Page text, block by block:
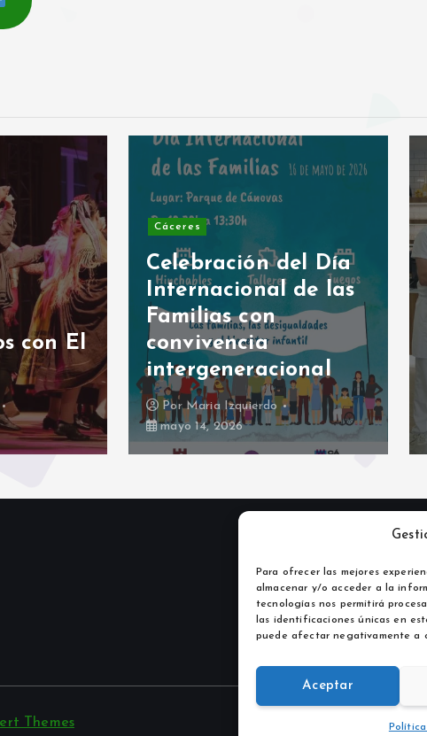
Para ofrecer las mejores
almacenar y/o acceder a la
tecnologías nos permitirá
las identificaciones únicas en
puede afectar negativamente a
Aceptar
con El
Cáceres
Celebración del Día
Internacional de las
Familias con
convivencia
intergeneracional
PorMaria Izquierdo
mayo 14, 2026
Themes